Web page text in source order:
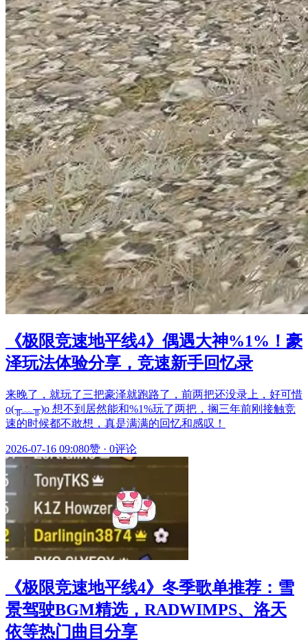
《极限竞速地平线4》偶遇大神%1%！豪
泽玩法体验分享，竞速新手回忆录
来晚了，就玩了三把豪泽就跑路了，前两把还没录上，好可惜
o(╥﹏╥)o 想不到居然能和%1%玩了两把，搁三年前刚接触竞
速的时候都不敢想，真是满满的回忆和感叹！
2026-07-16 09:080赞 · 0评论
《极限竞速地平线4》冬季歌单推荐：雪
景驾驶BGM精选，RADWIMPS、洛天
依等热门曲目分享